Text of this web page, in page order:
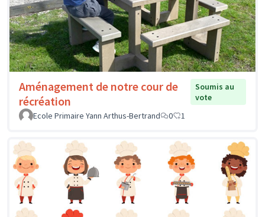
Aménagement de notre cour de
récréation
Soumis au
vote
Ecole Primaire Yann Arthus-Bertrand
0 1